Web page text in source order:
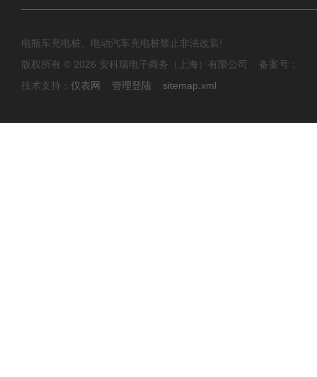
电瓶车充电桩、电动汽车充电桩禁止非法改装!
版权所有 © 2026 安科瑞电子商务（上海）有限公司 备案号：
技术支持： 仪表网 管理登陆 sitemap.xml